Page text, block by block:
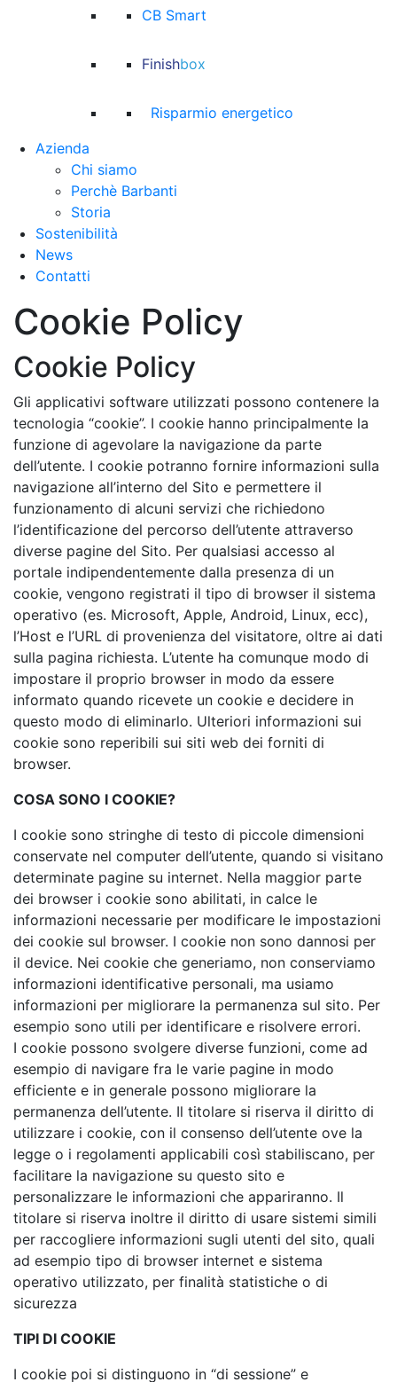
CB Smart
Finishbox
Risparmio energetico
Azienda
Chi siamo
Perchè Barbanti
Storia
Sostenibilità
News
Contatti
Cookie Policy
Cookie Policy
Gli applicativi software utilizzati possono contenere la
tecnologia “cookie”. I cookie hanno principalmente la
funzione di agevolare la navigazione da parte
dell’utente. I cookie potranno fornire informazioni sulla
navigazione all’interno del Sito e permettere il
funzionamento di alcuni servizi che richiedono
l’identificazione del percorso dell’utente attraverso
diverse pagine del Sito. Per qualsiasi accesso al
portale indipendentemente dalla presenza di un
cookie, vengono registrati il tipo di browser il sistema
operativo (es. Microsoft, Apple, Android, Linux, ecc),
l’Host e l’URL di provenienza del visitatore, oltre ai dati
sulla pagina richiesta. L’utente ha comunque modo di
impostare il proprio browser in modo da essere
informato quando ricevete un cookie e decidere in
questo modo di eliminarlo. Ulteriori informazioni sui
cookie sono reperibili sui siti web dei forniti di
browser.
COSA SONO I COOKIE?
I cookie sono stringhe di testo di piccole dimensioni
conservate nel computer dell’utente, quando si visitano
determinate pagine su internet. Nella maggior parte
dei browser i cookie sono abilitati, in calce le
informazioni necessarie per modificare le impostazioni
dei cookie sul browser. I cookie non sono dannosi per
il device. Nei cookie che generiamo, non conserviamo
informazioni identificative personali, ma usiamo
informazioni per migliorare la permanenza sul sito. Per
esempio sono utili per identificare e risolvere errori.
I cookie possono svolgere diverse funzioni, come ad
esempio di navigare fra le varie pagine in modo
efficiente e in generale possono migliorare la
permanenza dell’utente. Il titolare si riserva il diritto di
utilizzare i cookie, con il consenso dell’utente ove la
legge o i regolamenti applicabili così stabiliscano, per
facilitare la navigazione su questo sito e
personalizzare le informazioni che appariranno. Il
titolare si riserva inoltre il diritto di usare sistemi simili
per raccogliere informazioni sugli utenti del sito, quali
ad esempio tipo di browser internet e sistema
operativo utilizzato, per finalità statistiche o di
sicurezza
TIPI DI COOKIE
I cookie poi si distinguono in “di sessione” e